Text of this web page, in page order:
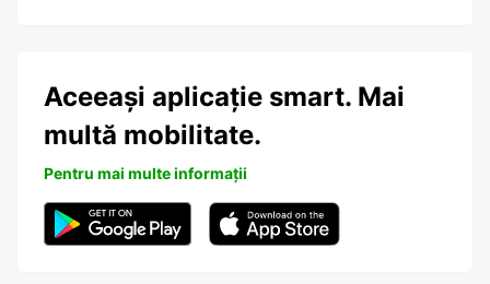
Aceeași aplicație smart. Mai
multă mobilitate.
Pentru mai multe informații